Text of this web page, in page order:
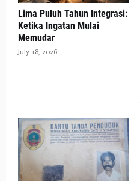
Lima Puluh Tahun Integrasi:
Ketika Ingatan Mulai
Memudar
July 18, 2026